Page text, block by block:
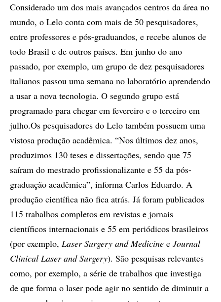
Considerado um dos mais avançados centros da área no
mundo, o Lelo conta com mais de 50 pesquisadores,
entre professores e pós-graduandos, e recebe alunos de
todo Brasil e de outros países. Em junho do ano
passado, por exemplo, um grupo de dez pesquisadores
italianos passou uma semana no laboratório aprendendo
a usar a nova tecnologia. O segundo grupo está
programado para chegar em fevereiro e o terceiro em
julho.Os pesquisadores do Lelo também possuem uma
vistosa produção acadêmica. “Nos últimos dez anos,
produzimos 130 teses e dissertações, sendo que 75
saíram do mestrado profissionalizante e 55 da pós-
graduação acadêmica”, informa Carlos Eduardo. A
produção científica não fica atrás. Já foram publicados
115 trabalhos completos em revistas e jornais
científicos internacionais e 55 em periódicos brasileiros
(por exemplo, Laser Surgery and Medicine e Journal
Clinical Laser and Surgery). São pesquisas relevantes
como, por exemplo, a série de trabalhos que investiga
de que forma o laser pode agir no sentido de diminuir a